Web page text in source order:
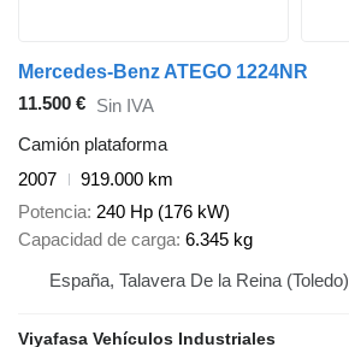
Mercedes-Benz ATEGO 1224NR
11.500 € Sin IVA
Camión plataforma
2007
919.000 km
Potencia 240 Hp (176 kW)
Capacidad de carga 6.345 kg
España, Talavera De la Reina (Toledo)
Viyafasa Vehículos Industriales